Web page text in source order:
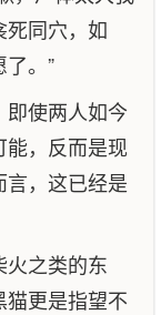
同穴，如
。”
使两人如今
，反而是现
，这已经是
之类的东
更是指望不